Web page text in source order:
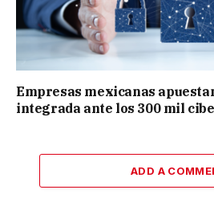
Empresas mexicanas
integrada ante los 300 mil
ADD A